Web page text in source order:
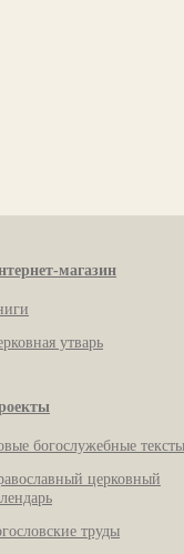
магазин
утварь
богослужебные тексты
церковный
труды